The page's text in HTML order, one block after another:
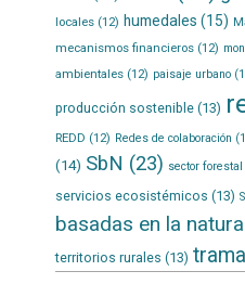
locales(12) humedales (15)
mecanismos financieros(12)
ambientales(12) paisaje urbano
producción sostenible(13)
REDD (12) Redes de colaboración
(14) SbN (23) sector forestal
servicios ecosistémicos (13)
basadas en la
territorios rurales (13)